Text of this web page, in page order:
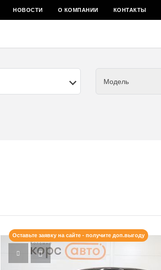
НОВОСТИ О КОМПАНИИ КОНТАКТЫ
Модель
Оставьте заявку на сайте - получите доп.выгоду